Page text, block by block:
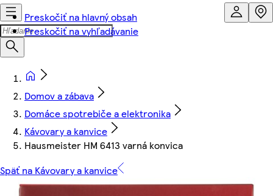
Preskočiť na hlavný obsah
Preskočiť na vyhľadávanie
Domov a zábava
Domáce spotrebiče a elektronika
Kávovary a kanvice
Hausmeister HM 6413 varná konvica
Späť na Kávovary a kanvice